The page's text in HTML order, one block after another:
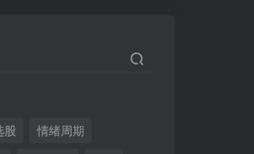
股
情绪周期
有哪些？股票分时水上、水下是什么意思？
为打板以及打板战法的精髓